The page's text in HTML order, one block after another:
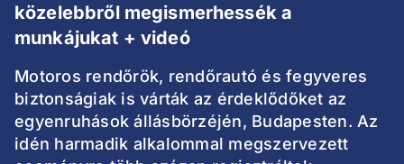
közelebbről megismerhessék a
munkájukat + videó
Motoros rendőrök, rendőrautó és fegyveres
biztonságiak is várták az érdeklődőket az
egyenruhások állásbörzéjén, Budapesten. Az
idén harmadik alkalommal megszervezett